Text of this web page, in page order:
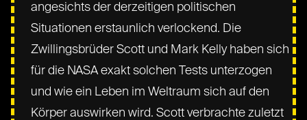
angesichts der derzeitigen politischen
Situationen erstaunlich verlockend. Die
Zwillingsbrüder Scott und Mark Kelly haben sich
für die NASA exakt solchen Tests unterzogen
und wie ein Leben im Weltraum sich auf den
Körper auswirken wird. Scott verbrachte zuletzt